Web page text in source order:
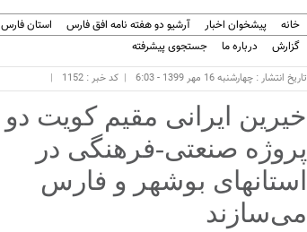
خانه پیشخوان اخبار آرشیو دو هفته نامه افق فارس استان فارس
گزارش
درباره ما جستجوی پیشرفته
تاریخ انتشار : چهارشنبه 16 مهر 1399 - 6:03 کد خبر : 1152
خیرین ایرانی مقیم کویت دو
پروژه صنعتی-فرهنگی در
استانهای بوشهر و فارس
می‌سازند